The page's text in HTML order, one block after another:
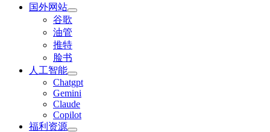
国外网站
谷歌
油管
推特
脸书
人工智能
Chatgpt
‎Gemini
Claude
Copilot
福利资源